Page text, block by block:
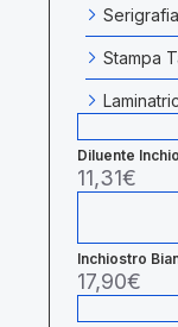
Serigrafia
Stampa
Diluente
11,31€
17,90€